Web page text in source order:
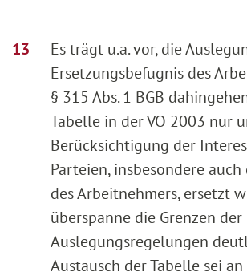
Es trägt u.a. vor, die
Ersetzungsbefugnis des
§ 315 Abs. 1 BGB
Tabelle in der VO 2003 nur
Berücksichtigung der
Parteien, insbesondere auch
des Arbeitnehmers, ersetzt
überspanne die Grenzen
Auslegungsregelungen
Austausch der Tabelle sei